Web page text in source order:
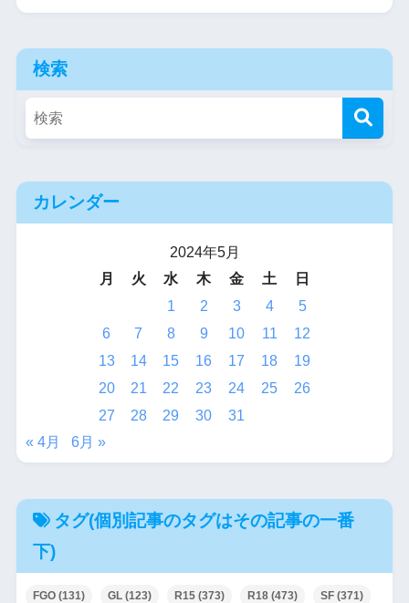
検索
カレンダー
2024年5月
月
火 水 木 金 土
日
1
2 3 4
5
6
7 8 9 10 11
12
13
14 15 16 17 18
19
20
21 22 23 24 25
26
27
28 29 30
31
« 4月
6月 »
タグ(個別記事のタグはその記事の一番
下)
FGO(131) GL(123) R15(373) R18(473) SF(371)